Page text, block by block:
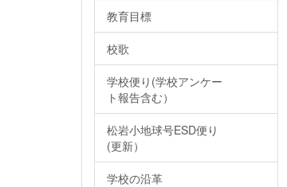
教育目標
校歌
学校便り(学校アンケー
ト報告含む）
松岩小地球号ESD便り
(更新）
学校の沿革